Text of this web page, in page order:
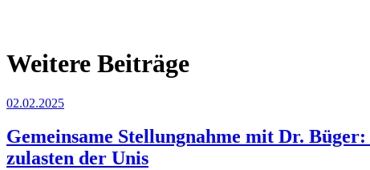
Weitere Beiträge
02.02.2025
Gemeinsame Stellungnahme mit Dr.
zulasten der Unis